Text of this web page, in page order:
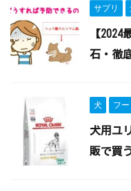
サプリ
【
石・徹
犬 フー
犬用ユ
販で買